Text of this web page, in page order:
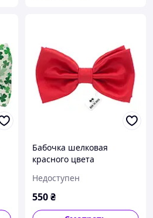
Бабочка шелковая
красного цвета
Недоступен
550₴